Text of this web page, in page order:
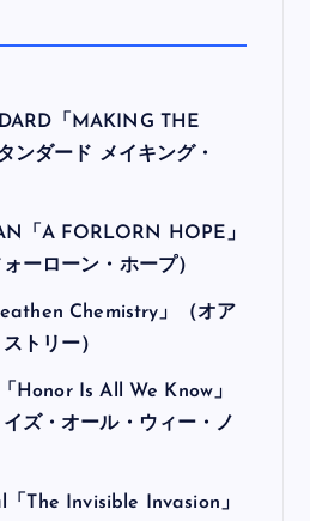
「MAKING THE
ンダード メイキング・
「A FORLORN HOPE」
ーローン・ホープ）
Chemistry」（オア
トリー）
Honor Is All We Know」
ズ・オール・ウィー・ノ
The Invisible Invasion」